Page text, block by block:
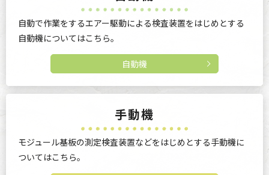
自動で作業をするエアー駆動による検査装置をはじめとする
自動機についてはこちら。
自動機
手動機
モジュール基板の測定検査装置などをはじめとする手動機に
ついてはこちら。